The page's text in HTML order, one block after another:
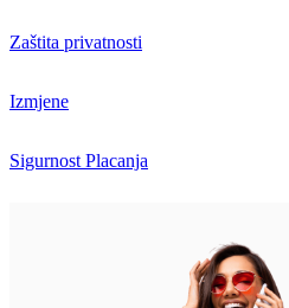
Zaštita privatnosti
Izmjene
Sigurnost Placanja